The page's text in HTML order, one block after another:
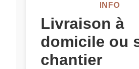
INFO
Livraison à
domicile ou
chantier